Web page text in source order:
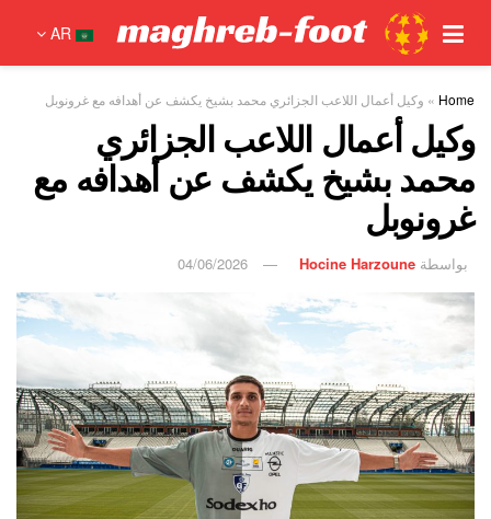
AR
Home
» وكيل أعمال اللاعب الجزائري محمد بشيخ يكشف عن أهدافه مع غرونوبل
وكيل أعمال اللاعب الجزائري
محمد بشيخ يكشف عن أهدافه مع
غرونوبل
بواسطة Hocine Harzoune
04/06/2026